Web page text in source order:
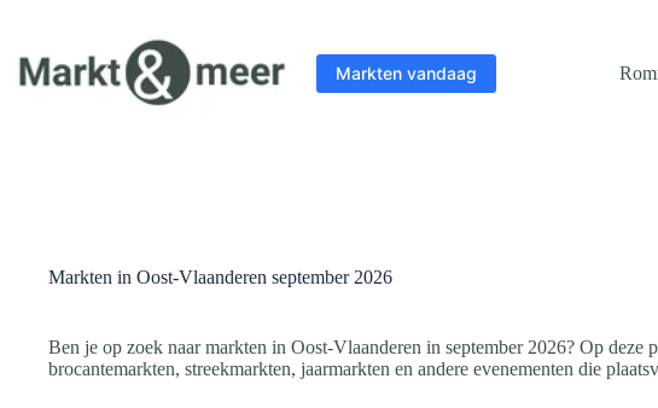
de
inhoud
Markten vandaag
Markten in Oost-Vlaanderen september 2026
Ben je op zoek naar markten in Oost-Vlaanderen in september 2026? Op
brocantemarkten, streekmarkten, jaarmarkten en andere evenementen die